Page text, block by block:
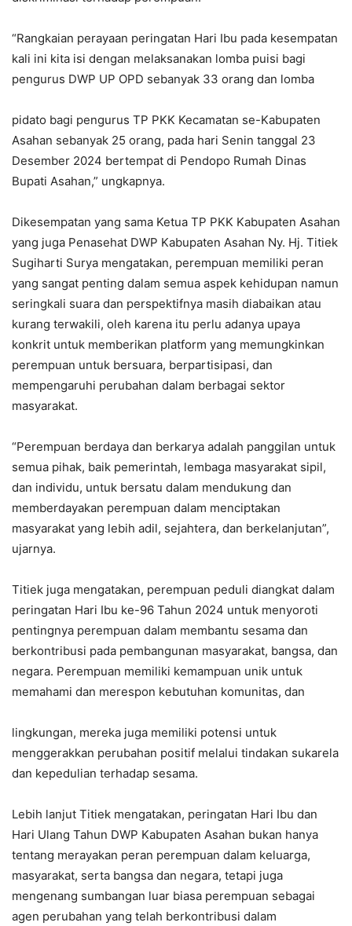
“Rangkaian perayaan peringatan Hari Ibu pada kesempatan
kali ini kita isi dengan melaksanakan lomba puisi bagi
pengurus DWP UP OPD sebanyak 33 orang dan lomba
pidato bagi pengurus TP PKK Kecamatan se-Kabupaten
Asahan sebanyak 25 orang, pada hari Senin tanggal 23
Desember 2024 bertempat di Pendopo Rumah Dinas
Bupati Asahan,” ungkapnya.
Dikesempatan yang sama Ketua TP PKK Kabupaten Asahan
yang juga Penasehat DWP Kabupaten Asahan Ny. Hj. Titiek
Sugiharti Surya mengatakan, perempuan memiliki peran
yang sangat penting dalam semua aspek kehidupan namun
seringkali suara dan perspektifnya masih diabaikan atau
kurang terwakili, oleh karena itu perlu adanya upaya
konkrit untuk memberikan platform yang memungkinkan
perempuan untuk bersuara, berpartisipasi, dan
mempengaruhi perubahan dalam berbagai sektor
masyarakat.
“Perempuan berdaya dan berkarya adalah panggilan untuk
semua pihak, baik pemerintah, lembaga masyarakat sipil,
dan individu, untuk bersatu dalam mendukung dan
memberdayakan perempuan dalam menciptakan
masyarakat yang lebih adil, sejahtera, dan berkelanjutan”,
ujarnya.
Titiek juga mengatakan, perempuan peduli diangkat dalam
peringatan Hari Ibu ke-96 Tahun 2024 untuk menyoroti
pentingnya perempuan dalam membantu sesama dan
berkontribusi pada pembangunan masyarakat, bangsa, dan
negara. Perempuan memiliki kemampuan unik untuk
memahami dan merespon kebutuhan komunitas, dan
lingkungan, mereka juga memiliki potensi untuk
menggerakkan perubahan positif melalui tindakan sukarela
dan kepedulian terhadap sesama.
Lebih lanjut Titiek mengatakan, peringatan Hari Ibu dan
Hari Ulang Tahun DWP Kabupaten Asahan bukan hanya
tentang merayakan peran perempuan dalam keluarga,
masyarakat, serta bangsa dan negara, tetapi juga
mengenang sumbangan luar biasa perempuan sebagai
agen perubahan yang telah berkontribusi dalam